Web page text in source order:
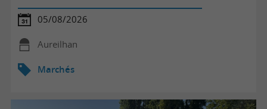
05/08/2026
Aureilhan
Marchés